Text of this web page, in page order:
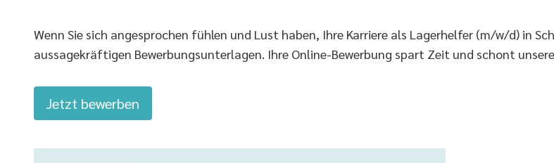
Wenn Sie sich angesprochen fühlen und Lust haben, Ihre Karriere als Lagerhelfer (m/w/d) in
aussagekräftigen Bewerbungsunterlagen. Ihre Online-Bewerbung spart Zeit und schont
Jetzt bewerben